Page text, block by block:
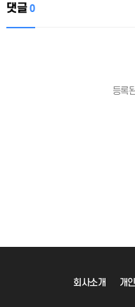
댓글0
등록
회사소개 개